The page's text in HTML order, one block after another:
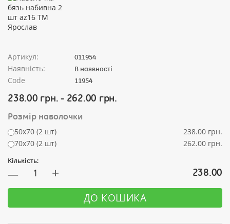
Артикул: 011954
Наявність: В наявності
Code 11954
238.00 грн. - 262.00 грн.
Розмір наволочки
50х70 (2 шт)
238.00 грн.
70х70 (2 шт)
262.00 грн.
Кількість:
— + 238.00
ДО КОШИКА